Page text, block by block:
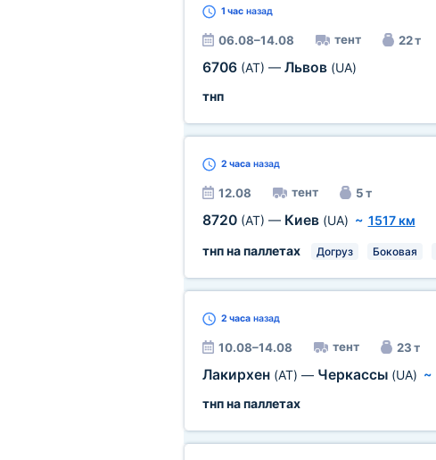
1 часназад
06.08–14.08 тент 22 т
6706 (AT) — Львов (UA)
тнп
2 часаназад
12.08 тент 5 т
8720 (AT) — Киев (UA) ~ 1517 км
тнп на паллетах
Догруз Боковая
2 часаназад
10.08–14.08 тент 23 т
Лакирхен (AT) — Черкассы (UA) ~
тнп на паллетах